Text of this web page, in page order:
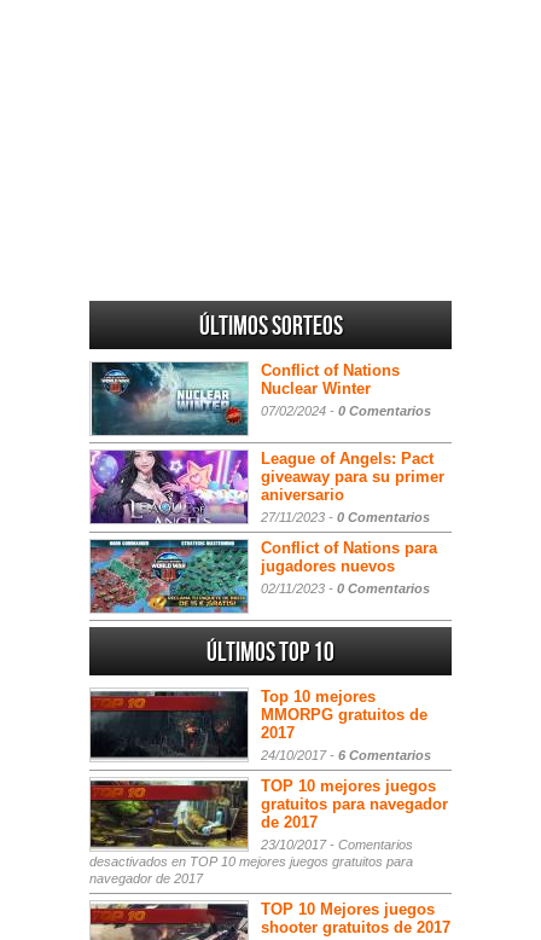
Últimos sorteos
Conflict of Nations
Nuclear Winter
07/02/2024 - 0 Comentarios
League of Angels: Pact
giveaway para su primer
aniversario
27/11/2023 - 0 Comentarios
Conflict of Nations para
jugadores nuevos
02/11/2023 - 0 Comentarios
Últimos Top 10
Top 10 mejores
MMORPG gratuitos de
2017
24/10/2017 - 6 Comentarios
TOP 10 mejores juegos
gratuitos para navegador
de 2017
23/10/2017 - Comentarios
desactivados en TOP 10 mejores juegos gratuitos para
navegador de 2017
TOP 10 Mejores juegos
shooter gratuitos de 2017